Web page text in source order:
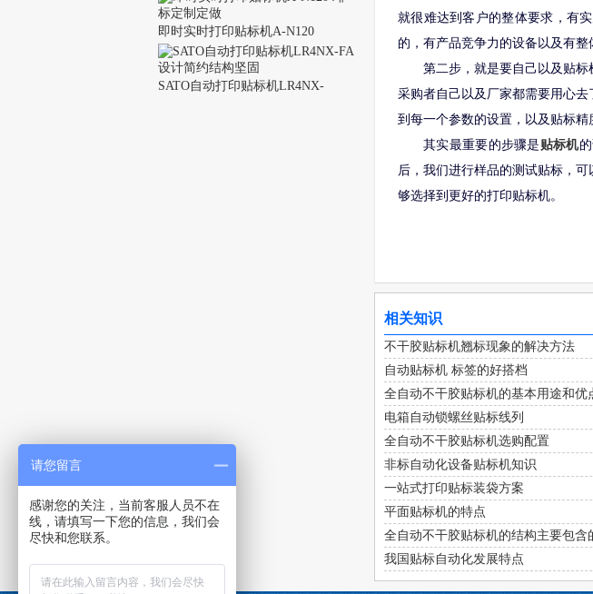
即时实时打印贴标机A-N120
SATO自动打印贴标机LR4NX-
就很难达到客户的整体要求，有
的，有产品竞争力的设备以及有
第二步，就是要自己以及贴
采购者自己以及厂家都需要用心
到每一个参数的设置，以及贴标精
其实最重要的步骤是 贴标机
后，我们进行样品的测试贴标，
够选择到更好的打印贴标机。
相关知识
不干胶贴标机翘标现象的解决方法
自动贴标机 标签的好搭档
全自动不干胶贴标机的基本用途和优
电箱自动锁螺丝贴标线列
全自动不干胶贴标机选购配置
非标自动化设备贴标机知识
一站式打印贴标装袋方案
平面贴标机的特点
全自动不干胶贴标机的结构主要包含
我国贴标自动化发展特点
请您留言
感谢您的关注，当前客服人员不在
线，请填写一下您的信息，我们会
尽快和您联系。